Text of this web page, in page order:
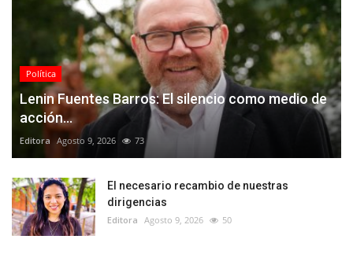
Política
Lenin Fuentes Barros: El silencio como medio de
acción...
Editora Agosto 9, 2026 73
El necesario recambio de nuestras
dirigencias
Editora Agosto 9, 2026 50